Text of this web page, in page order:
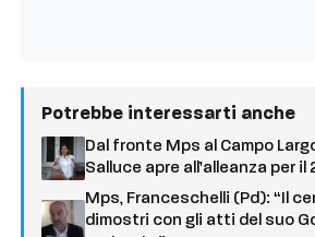
Potrebbe interessarti anche
Dal fronte Mps al Campo
Salluce apre all’alleanza per il
Mps, Franceschelli (Pd): “Il
dimostri con gli atti del suo